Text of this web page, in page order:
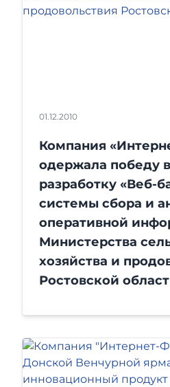
01.12.2010
Компания
одержала победу
разработку «Веб-
системы сбора и
оперативной
Министерства
хозяйства и
Ростовской